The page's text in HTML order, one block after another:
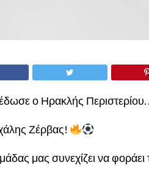
ο Ηρακλής
Ζέρβας!
μας συνεχίζει να